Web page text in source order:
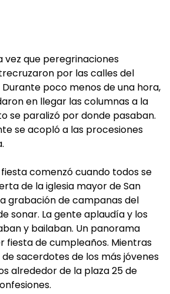
vez que peregrinaciones
por las calles del
poco menos de una hora,
en llegar las columnas a la
se paralizó por donde pasaban.
se acopló a las procesiones
comenzó cuando todos se
de la iglesia mayor de San
grabación de campanas del
sonar. La gente aplaudía y los
y bailaban. Un panorama
fiesta de cumpleaños. Mientras
sacerdotes de los más jóvenes
alrededor de la plaza 25 de